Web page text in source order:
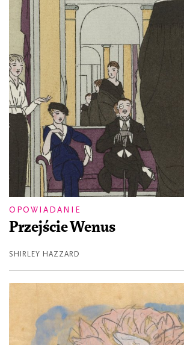
OPOWIADANIE
Przejście Wenus
SHIRLEY HAZZARD